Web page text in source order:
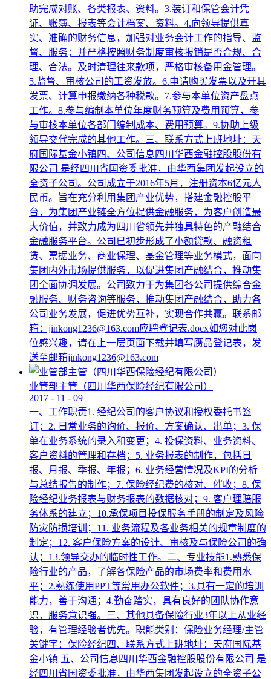
助完成对账、各类报表、资料。3.装订和保管会计凭
证、账簿、报表等会计档案、资料。4.向领导提供真
实、准确的财务信息，加强对业务会计工作的指导、监
督、服务；并严格按照财务制度审核报销是否合规、合
理、合法。及时清理往来款项，严格审核备用金管理。
5.监督、审核公司的工资发放。6.申请购买发票以及开具
发票、计算申报缴纳各种税款。7.参与本单位资产盘点
工作。8.参与编制本单位年度财务预算及费用预算，参
与审核本单位各部门编制成本、费用预算。9.协助上级
领导交代完成的其他工作。三、联系方式上班地址：天
府国际基金小镇四、公司信息四川华西金融控股股份有
限公司 是经四川省国资委批准，由华西集团发起设立的
全资子公司。公司成立于2016年5月，注册资本6亿元人
民币。旨在充分利用集团产业优势，搭建金融控股平
台，为集团产业链全方位提供金融服务，为客户创造最
大价值，并致力成为四川省领先并独具特色的产融结合
金融服务平台。公司已初步形成了小额贷款、融资租
赁、票据业务、商业保理、基金管理等业务模式，面向
集团内外市场提供服务，以促进集团产融结合，推动集
团全面协调发展。公司致力于为集团各公司提供综合金
融服务、财务咨询等服务，推动集团产融结合，助力各
公司业务发展，促进优势互补，实现合作共赢。联系邮
箱：jinkong1236@163.com应聘登记表.docx如您对此岗
位感兴趣，请在上一层页面下载并填写赝品登记表，发
送至邮箱jinkong1236@163.com
业管部主管（四川华西保险经纪有限公司）
2017 - 11 - 09
一、工作职责1. 经纪公司的客户协议和授权委托书签
订；2. 日常业务的询价、报价、方案确认、出单；3. 保
单在业务系统的录入和变更；4. 投保资料、业务资料、
客户资料的管理和存档；5. 业务报表的制作，包括日
报、月报、季报、年报；6. 业务经营情况及KPI的分析
与总结报告的制作；7. 保险经纪费的核对、催收；8. 保
险经纪业务报表与财务报表的数据核对；9. 客户理赔服
务体系的建立；10.承保项目投保服务手册的制定及风险
防灾防损培训；11. 业务流程及各业务相关的规章制度的
制定；12. 客户保险方案的设计、审核及与保险公司的确
认；13.领导交办的临时性工作。二、专业技能1.熟悉保
险行业的产品，了解各保险产品的市场费率和费用水
平；2.熟练使用PPT等常用办公软件；3.具有一定的培训
能力，善于沟通；4.勤奋踏实，具有良好的团队协作意
识，服务意识强。三、其他具备保险行业3年以上从业经
验，有管理经验者优先。职能类别：保险业务经理/主管
关键字：保险经纪四、联系方式上班地址：天府国际基
金小镇 五、公司信息四川华西金融控股股份有限公司 是
经四川省国资委批准，由华西集团发起设立的全资子公